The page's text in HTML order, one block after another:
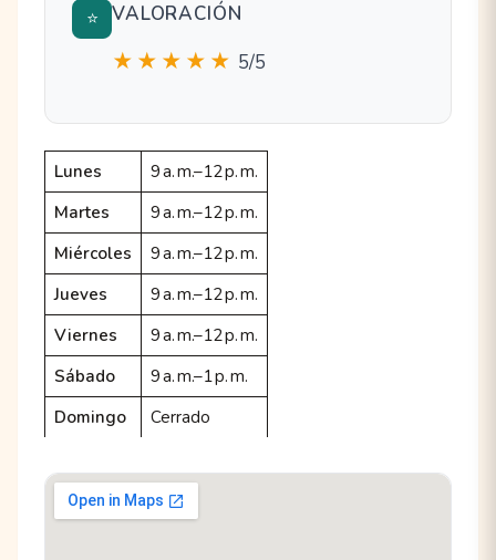
⭐ VALORACIÓN
★★★★★ 5/5
Lunes
9 a. m.–12 p. m.
Martes
9 a. m.–12 p. m.
Miércoles
9 a. m.–12 p. m.
Jueves
9 a. m.–12 p. m.
Viernes
9 a. m.–12 p. m.
Sábado
9 a. m.–1 p. m.
Domingo
Cerrado